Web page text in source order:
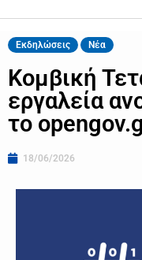
Εκδηλώσεις Νέα
Κομβική
εργαλεία
το
18/06/2026